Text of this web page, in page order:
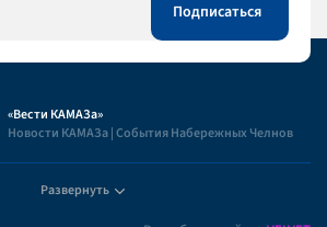
«Вести КАМАЗа»
Новости КАМАЗа | События Набережных Челнов
Развернуть